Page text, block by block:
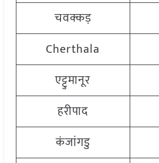
चवक्कड़
Cherthala
एट्टुमानूर
हरीपाद
कंजांगडु